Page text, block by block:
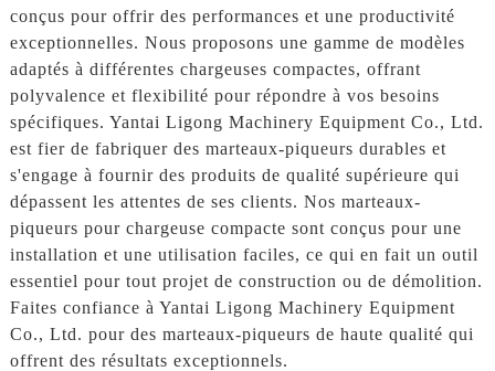
conçus pour offrir des performances et une productivité
exceptionnelles. Nous proposons une gamme de modèles
adaptés à différentes chargeuses compactes, offrant
polyvalence et flexibilité pour répondre à vos besoins
spécifiques. Yantai Ligong Machinery Equipment Co., Ltd.
est fier de fabriquer des marteaux-piqueurs durables et
s'engage à fournir des produits de qualité supérieure qui
dépassent les attentes de ses clients. Nos marteaux-
piqueurs pour chargeuse compacte sont conçus pour une
installation et une utilisation faciles, ce qui en fait un outil
essentiel pour tout projet de construction ou de démolition.
Faites confiance à Yantai Ligong Machinery Equipment
Co., Ltd. pour des marteaux-piqueurs de haute qualité qui
offrent des résultats exceptionnels.